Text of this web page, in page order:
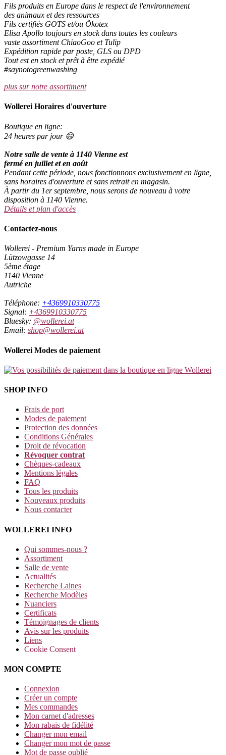
Fils produits en Europe dans le respect de l'environnement
des animaux et des ressources
Fils certifiés GOTS et/ou Ökotex
Elisa Apollo toujours en stock dans toutes les couleurs
vaste assortiment ChiaoGoo et Tulip
Expédition rapide par poste, GLS ou DPD
Tout est en stock et prêt à être expédié
#saynotogreenwashing
plus sur notre assortiment
Wollerei Horaires d'ouverture
Boutique en ligne:
24 heures par jour 😄
Notre salle de vente à 1140 Vienne est
fermé en juillet et en août
Pendant cette période, nous fonctionnons exclusivement en ligne,
sans horaires d'ouverture et sans retrait en magasin.
À partir du 1er septembre, nous serons de nouveau à votre
disposition à 1140 Vienne.
Détails et plan d'accès
Contactez-nous
Wollerei - Premium Yarns made in Europe
Lützowgasse 14
5ème étage
1140 Vienne
Autriche
Téléphone: +4369910330775
Signal: +4369910330775
Bluesky: @wollerei.at
Email: shop@wollerei.at
Wollerei Modes de paiement
SHOP INFO
Frais de port
Modes de paiement
Protection des données
Conditions Générales
Droit de révocation
Révoquer contrat
Chèques-cadeaux
Mentions légales
FAQ
Tous les produits
Nouveaux produits
Nous contacter
WOLLEREI INFO
Qui sommes-nous ?
Assortiment
Salle de vente
Actualités
Recherche Laines
Recherche Modèles
Nuanciers
Certificats
Témoignages de clients
Avis sur les produits
Liens
Cookie Consent
MON COMPTE
Connexion
Créer un compte
Mes commandes
Mon carnet d'adresses
Mon rabais de fidélité
Changer mon email
Changer mon mot de passe
Mot de passe oublié